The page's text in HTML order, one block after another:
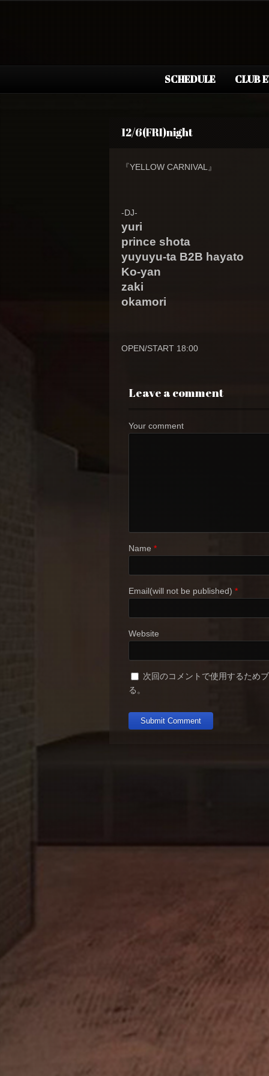
SCHEDULE CLUB
12/6(FRI)night
『YELLOW CARNIVAL』
-DJ-
yuri
prince shota
yuyuyu-ta B2B hayato
Ko-yan
zaki
okamori
OPEN/START 18:00
Leave a comment
Your comment
Name *
Email(will not be published) *
Website
次回のコメントで使用するため
る。